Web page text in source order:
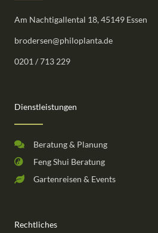
Am Nachtigallental 18, 45149 Essen
brodersen@philoplanta.de
0201 / 713 229
Dienstleistungen
Beratung & Planung
Feng Shui Beratung
Gartenreisen & Events
Rechtliches